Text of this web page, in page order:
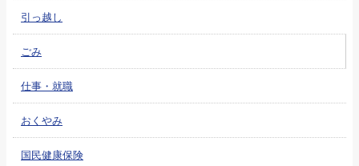
引っ越し
ごみ
仕事・就職
おくやみ
国民健康保険